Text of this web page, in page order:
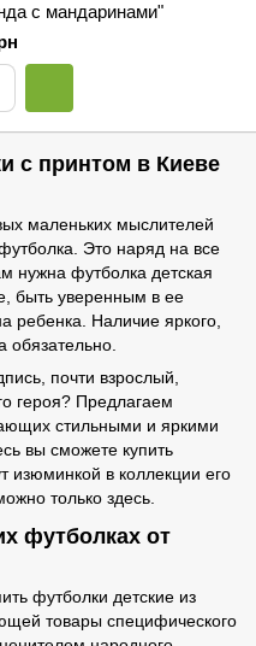
с мандаринами"
с принтом в Киеве
маленьких мыслителей
Это наряд на все
нужна футболка детская
быть уверенным в ее
ребенка. Наличие яркого,
обязательно.
почти взрослый,
героя? Предлагаем
стильными и яркими
вы сможете купить
изюминкой в коллекции его
только здесь.
футболках от
футболки детские из
товары специфического